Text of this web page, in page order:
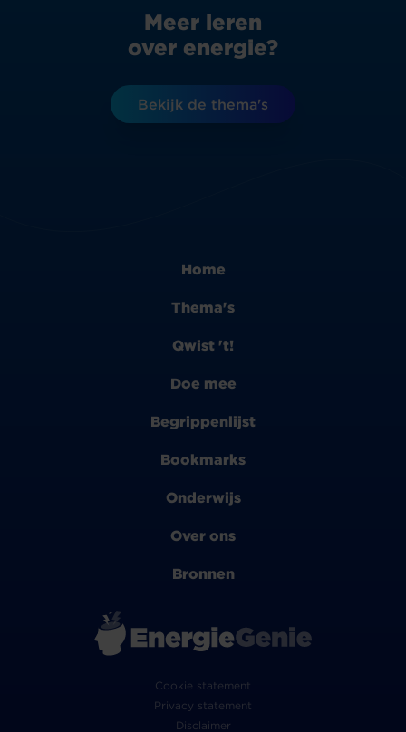
Meer leren
over energie?
Bekijk de thema's
Home
Thema's
Qwist 't!
Doe mee
Begrippenlijst
Bookmarks
Onderwijs
Over ons
Bronnen
Cookie statement
Privacy statement
Disclaimer